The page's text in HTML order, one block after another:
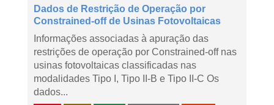
Dados de Restrição de Operação por
Constrained-off de Usinas Fotovoltaicas
Informações associadas à apuração das
restrições de operação por Constrained-off nas
usinas fotovoltaicas classificadas nas
modalidades Tipo I, Tipo II-B e Tipo II-C Os
dados...